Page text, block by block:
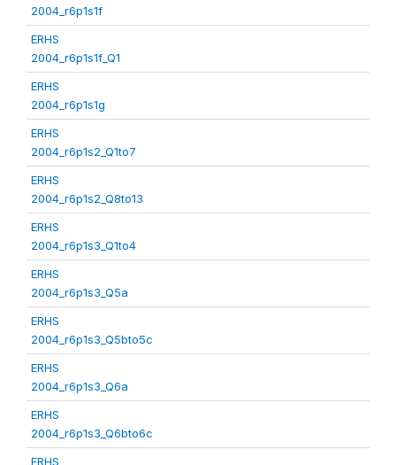
2004_r6p1s1f
ERHS
2004_r6p1s1f_Q1
ERHS
2004_r6p1s1g
ERHS
2004_r6p1s2_Q1to7
ERHS
2004_r6p1s2_Q8to13
ERHS
2004_r6p1s3_Q1to4
ERHS
2004_r6p1s3_Q5a
ERHS
2004_r6p1s3_Q5bto5c
ERHS
2004_r6p1s3_Q6a
ERHS
2004_r6p1s3_Q6bto6c
ERHS